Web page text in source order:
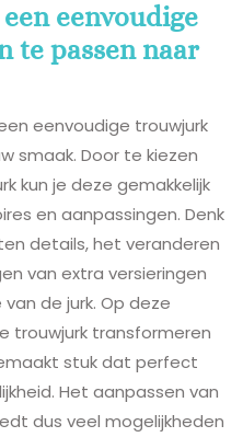
eenvoudige
te passen naar
eenvoudige trouwjurk
smaak. Door te kiezen
kun je deze gemakkelijk
en aanpassingen. Denk
details, het veranderen
van extra versieringen
de jurk. Op deze
trouwjurk transformeren
stuk dat perfect
Het aanpassen van
dus veel mogelijkheden